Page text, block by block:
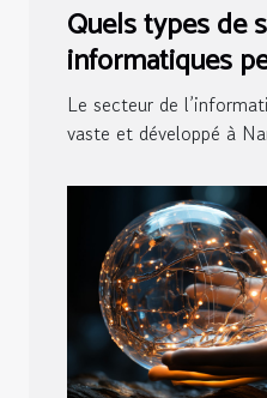
Quels types de
informatiques
Nantes ?
Le secteur de
vaste et développé à